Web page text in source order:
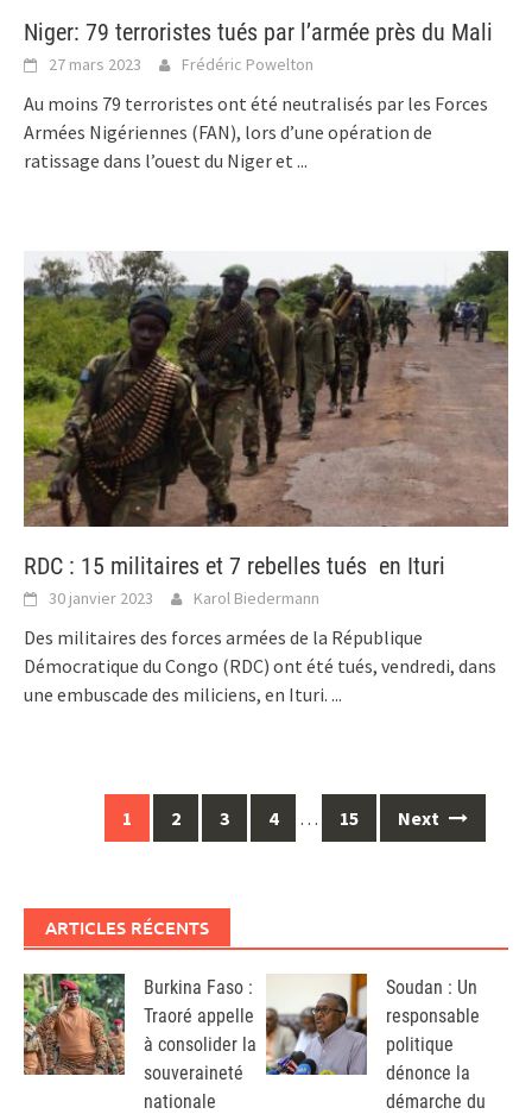
Niger: 79 terroristes tués par l’armée près du Mali
27 mars 2023 Frédéric Powelton
Au moins 79 terroristes ont été neutralisés par les Forces
Armées Nigériennes (FAN), lors d’une opération de
ratissage dans l’ouest du Niger et ...
RDC : 15 militaires et 7 rebelles tués en Ituri
30 janvier 2023 Karol Biedermann
Des militaires des forces armées de la République
Démocratique du Congo (RDC) ont été tués, vendredi, dans
une embuscade des miliciens, en Ituri. ...
navigation
1 2 3 4 … 15 Next
ARTICLES RÉCENTS
Burkina Faso :
Traoré appelle
à consolider la
souveraineté
nationale
Soudan : Un
responsable
politique
dénonce la
démarche du